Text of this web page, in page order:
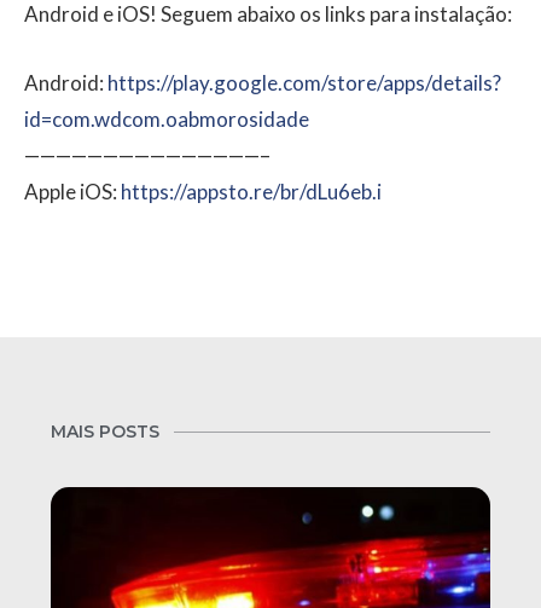
Android e iOS! Seguem abaixo os links para instalação:
Android: https://play.google.com/store/apps/details?
id=com.wdcom.oabmorosidade
———————————————–
Apple iOS: https://appsto.re/br/dLu6eb.i
MAIS POSTS